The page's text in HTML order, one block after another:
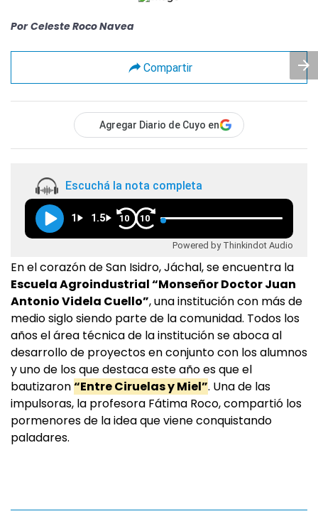
Por Celeste Roco Navea
Compartir
Agregar Diario de Cuyo en
Escuchá la nota completa
1 1.5 10 10
Powered by Thinkindot Audio
En el corazón de San Isidro, Jáchal, se encuentra la
Escuela Agroindustrial “Monseñor Doctor Juan
Antonio Videla Cuello”, una institución con más de
medio siglo siendo parte de la comunidad. Todos los
años el área técnica de la institución se aboca al
desarrollo de proyectos en conjunto con los alumnos
y uno de los que destaca este año es que el
bautizaron“Entre Ciruelas y Miel”. Una de las
impulsoras, la profesora Fátima Roco, compartió los
pormenores de la idea que viene conquistando
paladares.